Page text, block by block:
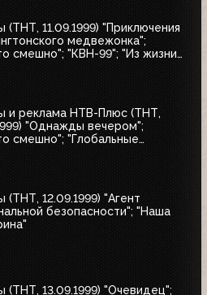
(ТНТ, 11.09.1999) "Приключения
медвежонка";
смешно"; "КВН-99"; "Из жизни
и реклама НТВ-Плюс (ТНТ,
"Однажды вечером";
смешно"; "Глобальные
(ТНТ, 12.09.1999) "Агент
безопасности"; "Наша
(ТНТ, 13.09.1999) "Очевидец";